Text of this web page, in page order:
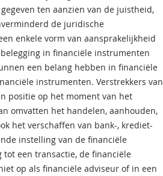
ten aanzien van de juistheid,
de juridische
enkele vorm van aansprakelijkheid
in financiële instrumenten
een belang hebben in financiële
instrumenten. Verstrekkers van
positie op het moment van het
omvatten het handelen, aanhouden,
het verschaffen van bank-, krediet-
instelling van de financiële
een transactie, de financiële
op als financiële adviseur of in een